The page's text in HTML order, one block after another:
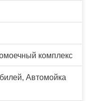
комплекс
Автомойка